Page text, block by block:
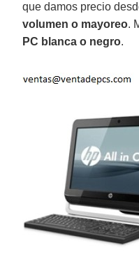
que damos precio
volumen o mayoreo.
PC blanca o negro.